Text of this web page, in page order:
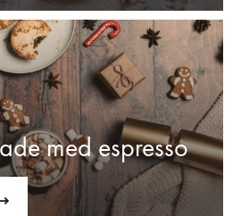
med espresso